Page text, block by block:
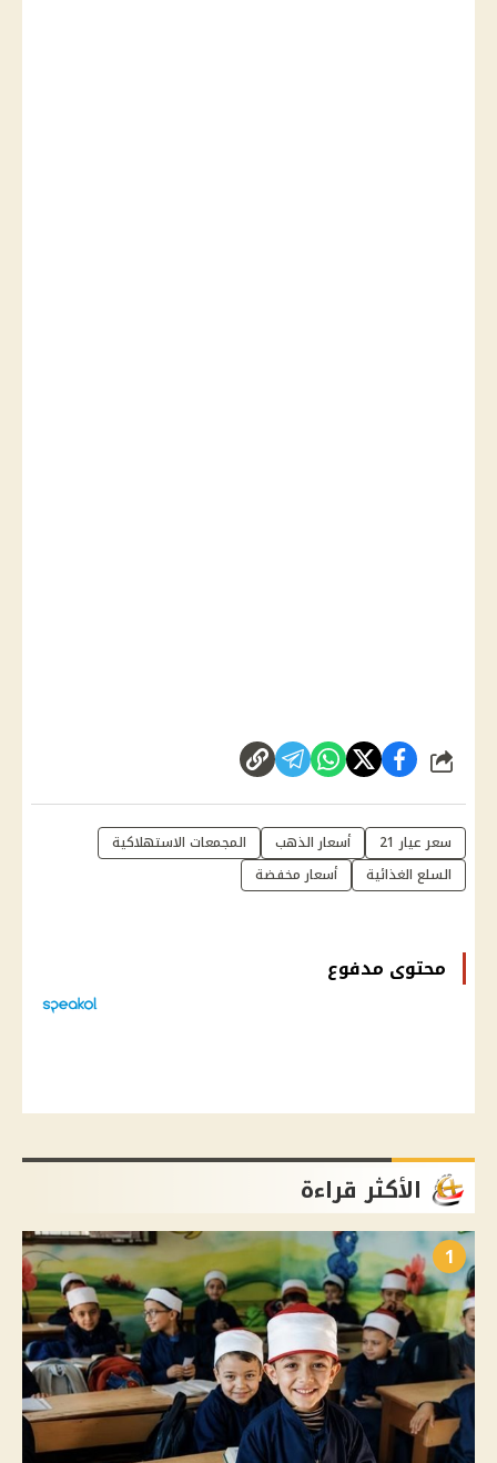
شارك
سعر عيار 21 أسعار الذهب
المجمعات الاستهلاكية
السلع الغذائية
أسعار مخفضة
محتوى مدفوع
الأكثر قراءة
1